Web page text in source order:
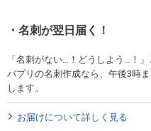
名刺が翌日届く！
「名刺がない…！どうしよう…！」
パプリの名刺作成なら、午後3時
します。
お届けについて詳しく見る